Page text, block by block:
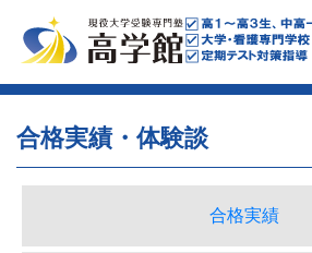
合格実績・体験談
合格実績